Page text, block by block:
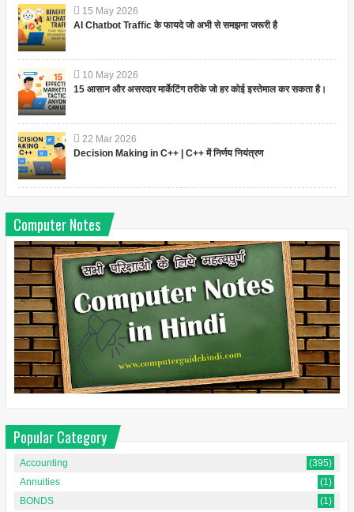
15 May 2026
AI Chatbot Traffic के फायदे जो अभी से समझना जरूरी है
10 May 2026
15 आसान और असरदार मार्केटिंग तरीके जो हर कोई इस्तेमाल कर सकता है।
22 Mar 2026
Decision Making in C++ | C++ में निर्णय नियंत्रण
Computer Notes
Popular Category
Accounting
(395)
Annuities
(1)
BONDS
(1)